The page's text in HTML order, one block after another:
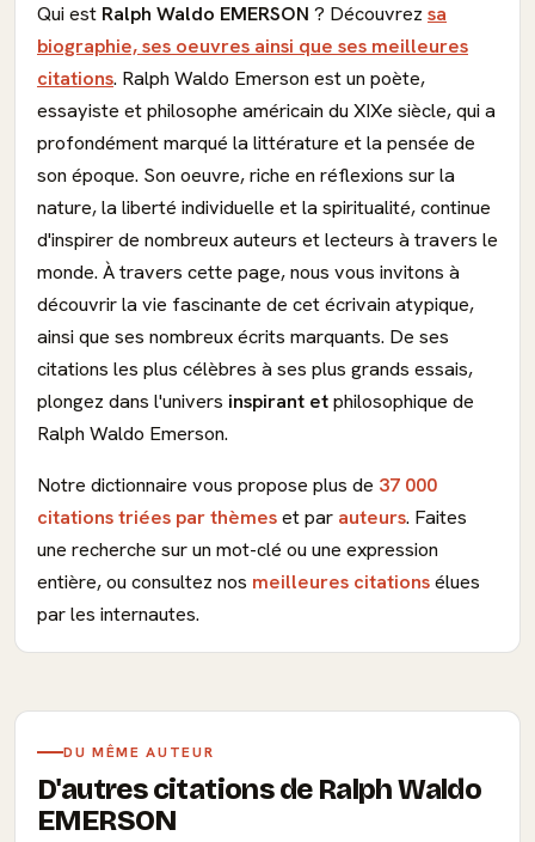
Qui est Ralph Waldo EMERSON ? Découvrez sa
biographie, ses oeuvres ainsi que ses meilleures
citations. Ralph Waldo Emerson est un poète,
essayiste et philosophe américain du XIXe siècle, qui a
profondément marqué la littérature et la pensée de
son époque. Son oeuvre, riche en réflexions sur la
nature, la liberté individuelle et la spiritualité, continue
d'inspirer de nombreux auteurs et lecteurs à travers le
monde. À travers cette page, nous vous invitons à
découvrir la vie fascinante de cet écrivain atypique,
ainsi que ses nombreux écrits marquants. De ses
citations les plus célèbres à ses plus grands essais,
plongez dans l'univers inspirant etphilosophique de
Ralph Waldo Emerson.
Notre dictionnaire vous propose plus de 37 000
citations triées par thèmeset par auteurs. Faites
une recherche sur un mot-clé ou une expression
entière, ou consultez nos meilleures citationsélues
par les internautes.
DU MÊME AUTEUR
D'autres citations de Ralph Waldo
EMERSON